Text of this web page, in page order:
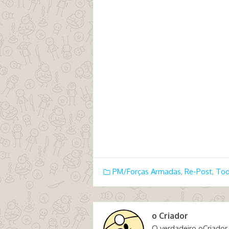
PM/Forças Armadas, Re-Post,
o Criador